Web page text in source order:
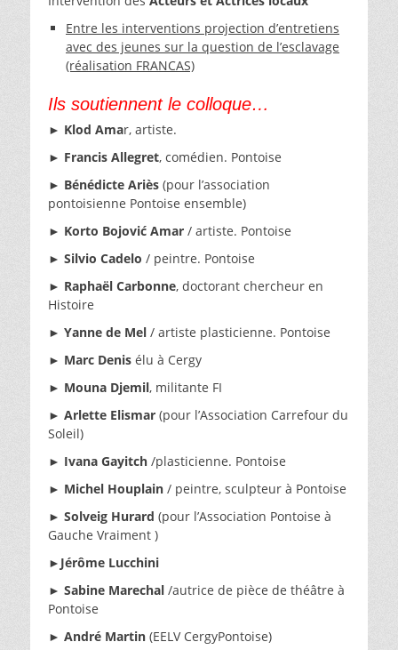
Entre les interventions projection d’entretiens
avec des jeunes sur la question de l’esclavage
(réalisation FRANCAS)
Ils soutiennent le colloque…
► Klod Amar, artiste.
► Francis Allegret, comédien. Pontoise
► Bénédicte Ariès (pour l’association
pontoisienne Pontoise ensemble)
► Korto Bojović Amar / artiste. Pontoise
► Silvio Cadelo / peintre. Pontoise
► Raphaël Carbonne, doctorant chercheur en
Histoire
► Yanne de Mel / artiste plasticienne. Pontoise
► Marc Denis élu à Cergy
► Mouna Djemil, militante FI
► Arlette Elismar (pour l’Association Carrefour du
Soleil)
► Ivana Gayitch /plasticienne. Pontoise
► Michel Houplain / peintre, sculpteur à Pontoise
► Solveig Hurard (pour l’Association Pontoise à
Gauche Vraiment )
► Jérôme Lucchini
► Sabine Marechal /autrice de pièce de théâtre à
Pontoise
► André Martin (EELV CergyPontoise)